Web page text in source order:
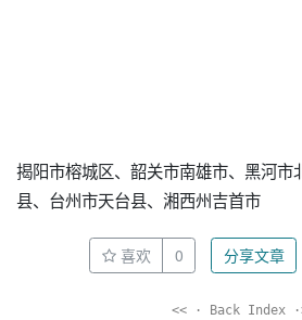
揭阳市榕城区、韶关市南雄市、黑河市
县、台州市天台县、湘西州吉首市
喜欢 0 分享文章
<< · Back Index